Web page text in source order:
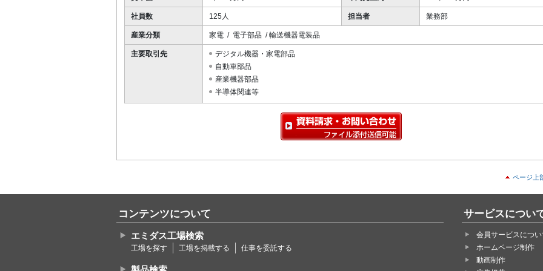
社員数 125人 担当者 業務部
産業分類 家電 / 電子部品 / 輸送機器電装品
主要取引先
デジタル機器・家電部品
自動車部品
産業機器部品
半導体関連等
ページ上
コンテンツについて
エミダス工場検索
工場を探す 工場を掲載する 仕事を委託する
サービスについ
会員サービスについ
ホームページ制作
動画制作